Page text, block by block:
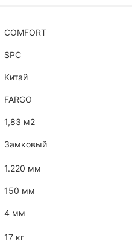
COMFORT
SPC
Китай
FARGO
1,83 м2
Замковый
1.220 мм
150 мм
4 мм
17 кг